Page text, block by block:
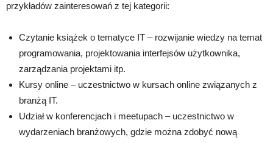
przykładów zainteresowań z tej kategorii:
Czytanie książek o tematyce IT – rozwijanie wiedzy na temat
programowania, projektowania interfejsów użytkownika,
zarządzania projektami itp.
Kursy online – uczestnictwo w kursach online związanych z
branżą IT.
Udział w konferencjach i meetupach – uczestnictwo w
wydarzeniach branżowych, gdzie można zdobyć nową